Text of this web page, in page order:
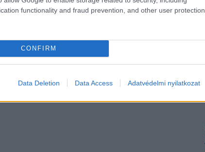
functionality and fraud prevention, and other user protection.
CONFIRM
Data Deletion Data Access Adatvédelmi nyilatkozat